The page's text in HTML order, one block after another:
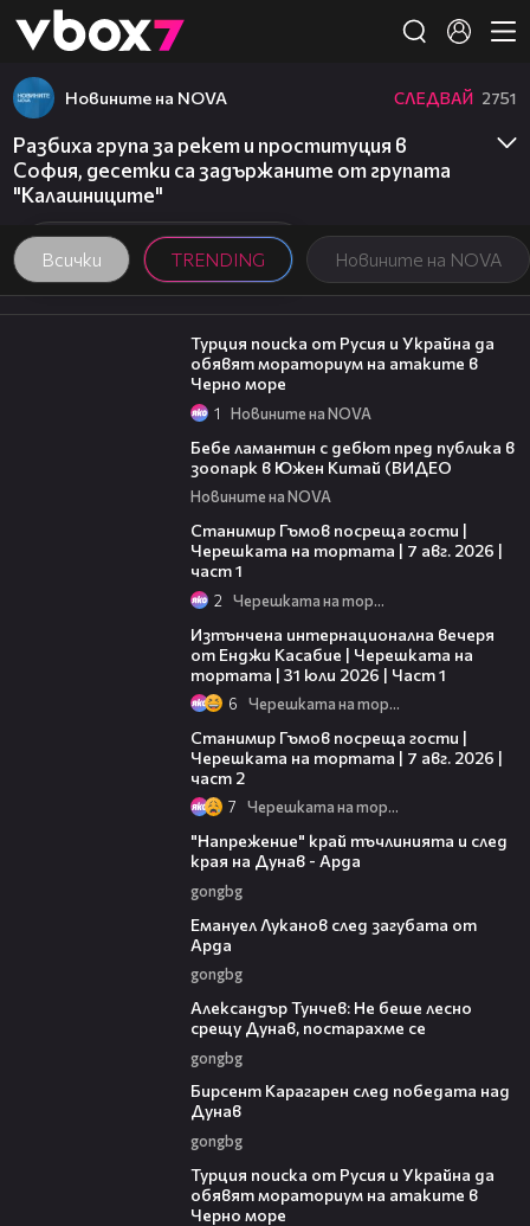
👾
Всички TRENDING Новините на NOVA
Новините на NOVA СЛЕДВАЙ 2751
Разбиха група за рекет и проституция в
София, десетки са задържаните от групата
"Калашниците"
03:02
Турция поиска от Русия и Украйна да
обявят мораториум на атаките в
Черно море
1 Новините на NOVA
Бебе ламантин с дебют пред публика в
зоопарк в Южен Китай (ВИДЕО
Новините на NOVA
Станимир Гъмов посреща гости |
Черешката на тортата | 7 авг. 2026 |
част 1
2 Черешката на тортата
Изтънчена интернационална вечеря
от Енджи Касабие | Черешката на
тортата | 31 юли 2026 | Част 1
6 Черешката на тортата
Станимир Гъмов посреща гости |
Черешката на тортата | 7 авг. 2026 |
част 2
7 Черешката на тортата
"Напрежение" край тъчлинията и след
края на Дунав - Арда
gongbg
Емануел Луканов след загубата от
Арда
gongbg
Александър Тунчев: Не беше лесно
срещу Дунав, постарахме се
gongbg
Бирсент Карагарен след победата над
Дунав
gongbg
Турция поиска от Русия и Украйна да
обявят мораториум на атаките в
Черно море